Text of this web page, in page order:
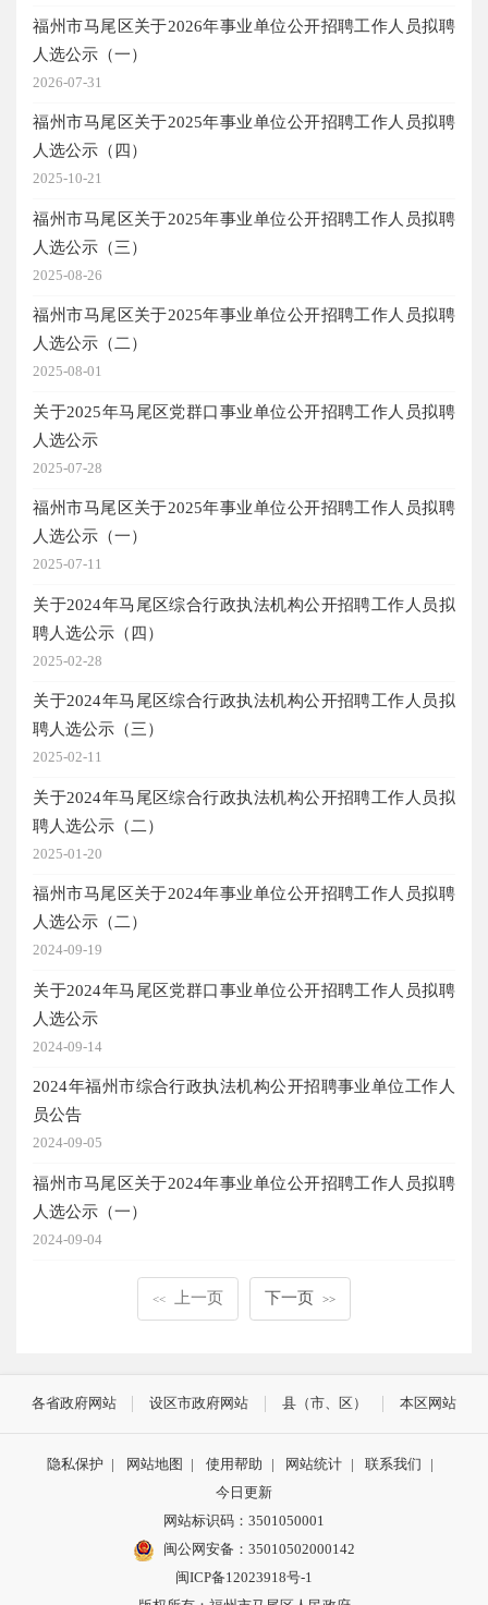
福州市马尾区关于2026年事业单位公开招聘工作人员拟聘
人选公示（一）
2026-07-31
福州市马尾区关于2025年事业单位公开招聘工作人员拟聘
人选公示（四）
2025-10-21
福州市马尾区关于2025年事业单位公开招聘工作人员拟聘
人选公示（三）
2025-08-26
福州市马尾区关于2025年事业单位公开招聘工作人员拟聘
人选公示（二）
2025-08-01
关于2025年马尾区党群口事业单位公开招聘工作人员拟聘
人选公示
2025-07-28
福州市马尾区关于2025年事业单位公开招聘工作人员拟聘
人选公示（一）
2025-07-11
关于2024年马尾区综合行政执法机构公开招聘工作人员拟
聘人选公示（四）
2025-02-28
关于2024年马尾区综合行政执法机构公开招聘工作人员拟
聘人选公示（三）
2025-02-11
关于2024年马尾区综合行政执法机构公开招聘工作人员拟
聘人选公示（二）
2025-01-20
福州市马尾区关于2024年事业单位公开招聘工作人员拟聘
人选公示（二）
2024-09-19
关于2024年马尾区党群口事业单位公开招聘工作人员拟聘
人选公示
2024-09-14
2024年福州市综合行政执法机构公开招聘事业单位工作人
员公告
2024-09-05
福州市马尾区关于2024年事业单位公开招聘工作人员拟聘
人选公示（一）
2024-09-04
<< 上一页 下一页 >>
各省政府网站 设区市政府网站 县（市、区） 本区网站
隐私保护 | 网站地图 | 使用帮助 | 网站统计 | 联系我们
|
今日更新
网站标识码：3501050001
闽公网安备：35010502000142
闽ICP备12023918号-1